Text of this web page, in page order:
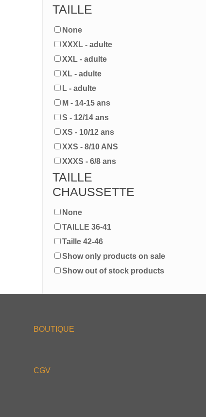
TAILLE
None
XXXL - adulte
XXL - adulte
XL - adulte
L - adulte
M - 14-15 ans
S - 12/14 ans
XS - 10/12 ans
XXS - 8/10 ANS
XXXS - 6/8 ans
TAILLE
CHAUSSETTE
None
TAILLE 36-41
Taille 42-46
Show only products on sale
Show out of stock products
BOUTIQUE
CGV